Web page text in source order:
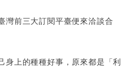
前三大訂閱平臺便來洽談合
身上的種種好事，原來都是「利